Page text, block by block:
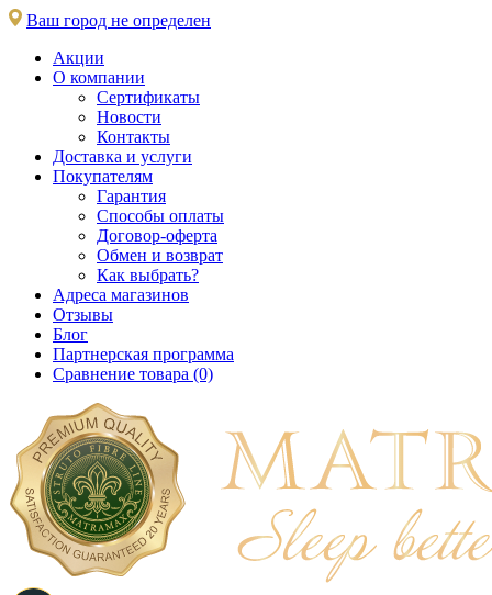
Ваш город не определен
Акции
О компании
Сертификаты
Новости
Контакты
Доставка и услуги
Покупателям
Гарантия
Способы оплаты
Договор-оферта
Обмен и возврат
Как выбрать?
Адреса магазинов
Отзывы
Блог
Партнерская программа
Сравнение товара (0)